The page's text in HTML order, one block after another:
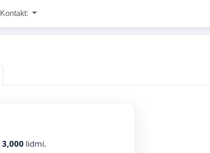
Kontakt:
3,000 lidmi.